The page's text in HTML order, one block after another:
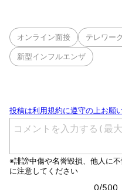
オンライン面接 テレワーク
新型インフルエンザ